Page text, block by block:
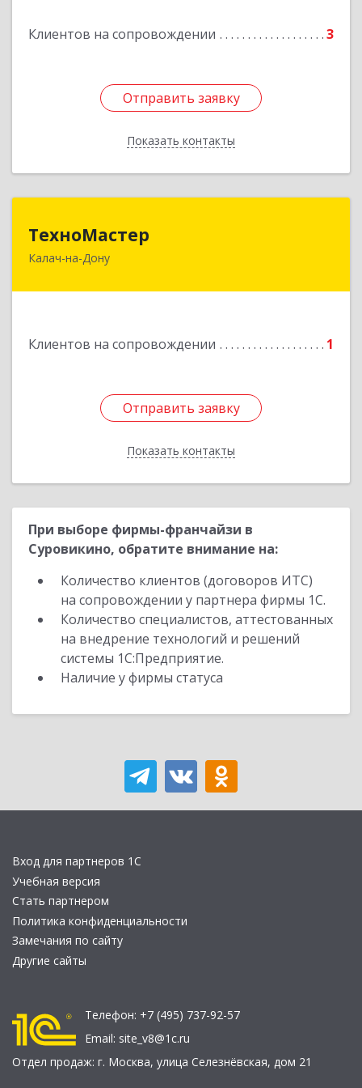
Клиентов на сопровождении 3
Отправить заявку
Показать контакты
Подробнее
Отправить заявку
Назад
ТехноМастер
Калач-на-Дону
Клиентов на сопровождении 1
Отправить заявку
Показать контакты
404503, Волгоградская обл, Калач-на-Дону г,
Отправить заявку
Назад
При выборе фирмы-франчайзи в
Суровикино, обратите внимание на:
Количество клиентов (договоров ИТС)
на сопровождении у партнера фирмы 1С.
Количество специалистов, аттестованных
на внедрение технологий и решений
системы 1С:Предприятие.
Наличие у фирмы статуса
Вход для партнеров 1С
Учебная версия
Стать партнером
Политика конфиденциальности
Замечания по сайту
Другие сайты
Телефон: +7 (495) 737-92-57
Email: site_v8@1c.ru
Отдел продаж: г. Москва, улица Селезнёвская, дом 21